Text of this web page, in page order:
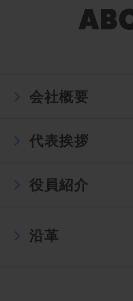
会社概要
代表挨拶
役員紹介
沿革